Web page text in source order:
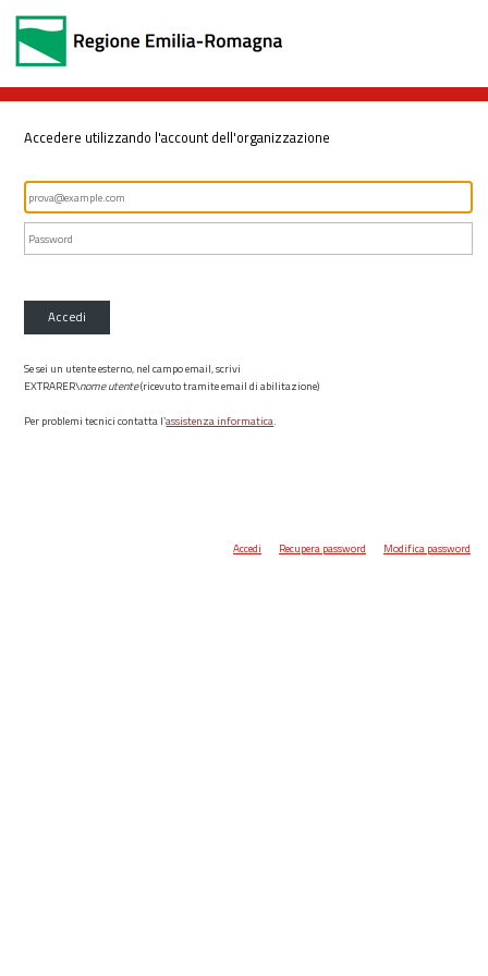
Accedere utilizzando l'account dell'organizzazione
Accedi
Se sei un utente esterno, nel campo email, scrivi
EXTRARER\nome utente(ricevuto tramite email di abilitazione)
Per problemi tecnici contatta l’assistenza informatica.
Accedi Recupera password Modifica password